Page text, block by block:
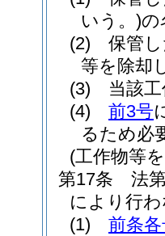
いう。)の
(2)
保管
等を除却
(3)
当該
(4)
前3号
るため必
(工作物等
第17条
法
により行
(1)
前条